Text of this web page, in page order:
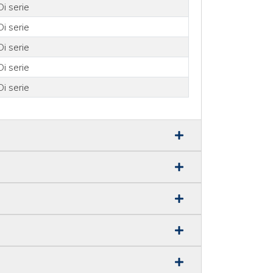
serie
serie
serie
serie
serie